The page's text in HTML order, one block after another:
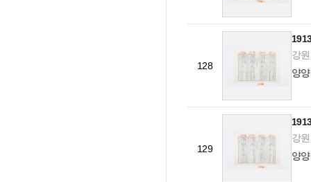
128
강
양
129
강
양